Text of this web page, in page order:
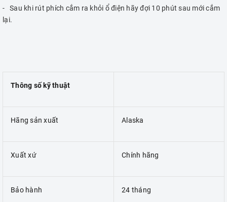
- Sau khi rút phích cắm ra khỏi ổ điện hãy đợi 10 phút sau mới cắm
lại.
Thông số kỹ thuật
Hãng sản xuất Alaska
Xuất xứ Chính hãng
Bảo hành 24 tháng